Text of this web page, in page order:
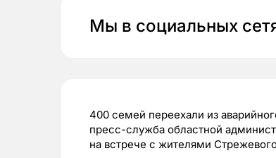
Мы в социальных
400 семей переехали из
пресс-служба областной
на встрече с жителями